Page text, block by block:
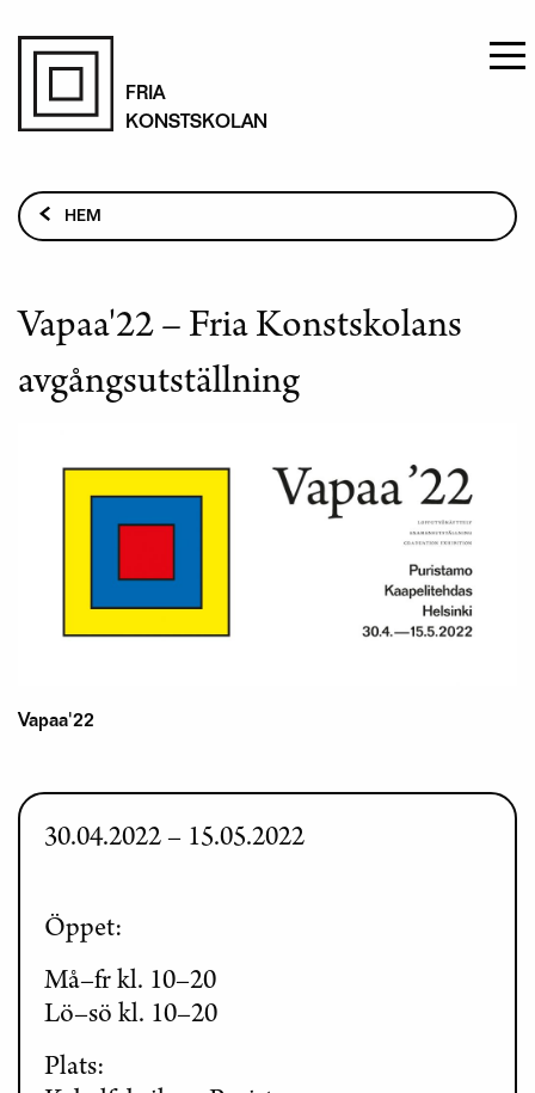
Hoppa
FRIA
KONSTSKOLAN
Länkstig
HEM
AVGÅNGSUTSTÄLLNING
Vapaa'22 – Fria Konstskolans
avgångsutställning
Vapaa'22
30.04.2022 15.05.2022
Öppet:
Må–fr kl. 10–20
Lö–sö kl. 10–20
Plats: